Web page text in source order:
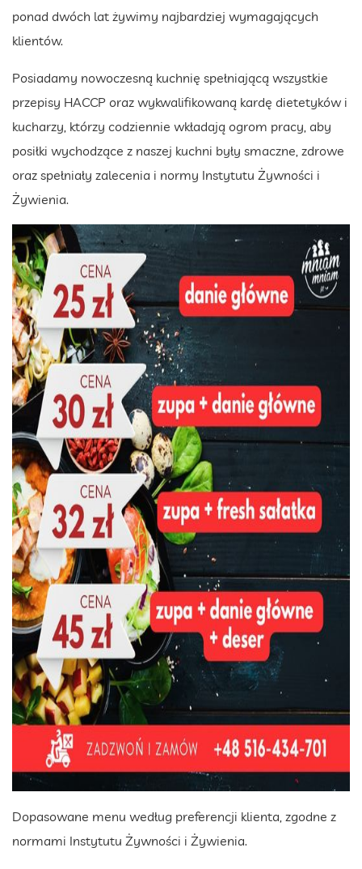
ponad dwóch lat żywimy najbardziej wymagających
klientów.
Posiadamy nowoczesną kuchnię spełniającą wszystkie
przepisy HACCP oraz wykwalifikowaną kardę dietetyków i
kucharzy, którzy codziennie wkładają ogrom pracy, aby
posiłki wychodzące z naszej kuchni były smaczne, zdrowe
oraz spełniały zalecenia i normy Instytutu Żywności i
Żywienia.
Dopasowane menu według preferencji klienta, zgodne z
normami Instytutu Żywności i Żywienia.